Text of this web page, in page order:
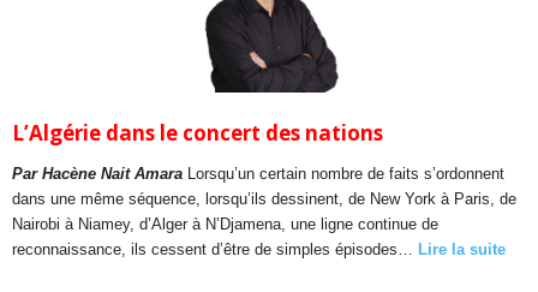
L’Algérie dans le concert des nations
Par Hacène Nait Amara
Lorsqu’un certain nombre de faits s’ordonnent
dans une même séquence, lorsqu’ils dessinent, de New York à Paris, de
Nairobi à Niamey, d’Alger à N’Djamena, une ligne continue de
reconnaissance, ils cessent d’être de simples épisodes…
Lire la suite